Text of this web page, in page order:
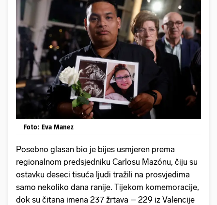
Foto: Eva Manez
Posebno glasan bio je bijes usmjeren prema
regionalnom predsjedniku Carlosu Mazónu, čiju su
ostavku deseci tisuća ljudi tražili na prosvjedima
samo nekoliko dana ranije. Tijekom komemoracije,
dok su čitana imena 237 žrtava – 229 iz Valencije